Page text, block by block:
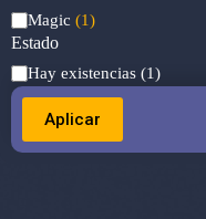
Categoría
Magic (1)
Estado
Estado
Hay existencias (1)
Aplicar